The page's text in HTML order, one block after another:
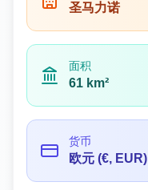
圣马力诺
面积
61 km²
货币
欧元 (€, EUR)